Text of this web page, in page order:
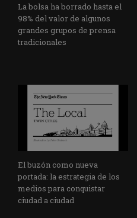
La bolsa ha borrado hasta el
98% del valor de algunos
grandes grupos de prensa
tradicionales
El buzón como nueva
portada: la estrategia de los
medios para conquistar
ciudad a ciudad